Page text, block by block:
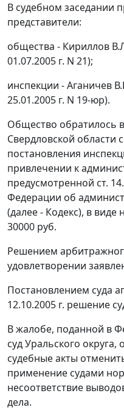
В судебном заседании
представители:
общества - Кириллов
01.07.2005 г. N 21);
инспекции - Аганичев
25.01.2005 г. N 19-юр).
Общество обратилось
Свердловской области
постановления
привлечении к
предусмотренной ст.
Федерации об
(далее - Кодекс), в
30000 руб.
Решением
удовлетворении
Постановлением суда
12.10.2005 г. решение
В жалобе, поданной в
суд Уральского
судебные акты
применение судами
несоответствие
дела.